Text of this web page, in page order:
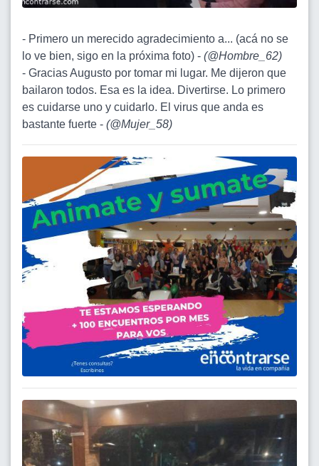
- Primero un merecido agradecimiento a... (acá no se
lo ve bien, sigo en la próxima foto) - (@Hombre_62)
- Gracias Augusto por tomar mi lugar. Me dijeron que
bailaron todos. Esa es la idea. Divertirse. Lo primero
es cuidarse uno y cuidarlo. El virus que anda es
bastante fuerte - (@Mujer_58)